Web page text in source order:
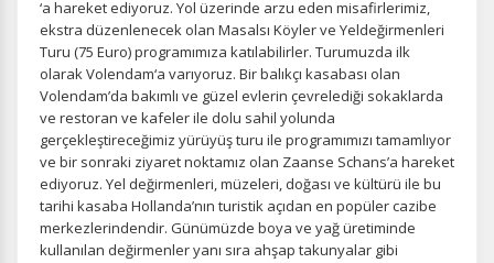
‘a hareket ediyoruz. Yol üzerinde arzu eden misafirlerimiz,
ekstra düzenlenecek olan Masalsı Köyler ve Yeldeğirmenleri
Turu (75 Euro) programımıza katılabilirler. Turumuzda ilk
olarak Volendam‘a varıyoruz. Bir balıkçı kasabası olan
Volendam’da bakımlı ve güzel evlerin çevrelediği sokaklarda
ve restoran ve kafeler ile dolu sahil yolunda
gerçekleştireceğimiz yürüyüş turu ile programımızı tamamlıyor
ve bir sonraki ziyaret noktamız olan Zaanse Schans’a hareket
ediyoruz. Yel değirmenleri, müzeleri, doğası ve kültürü ile bu
tarihi kasaba Hollanda’nın turistik açıdan en popüler cazibe
merkezlerindendir. Günümüzde boya ve yağ üretiminde
kullanılan değirmenler yanı sıra ahşap takunyalar gibi